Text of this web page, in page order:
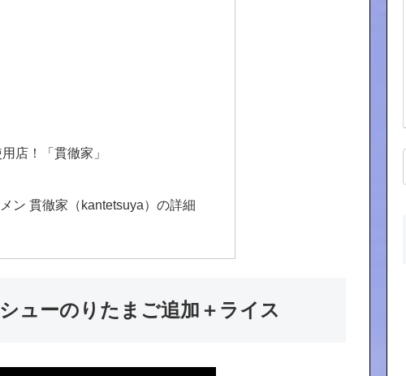
店！「貫徹家」
ン 貫徹家（kantetsuya）の詳細
ューのりたまご追加＋ライス